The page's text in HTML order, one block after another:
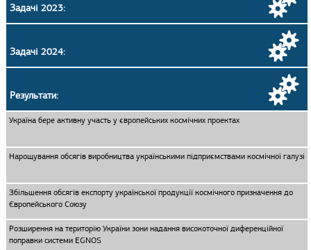
Задачі 2023:
Задачі 2024:
Результати:
Україна бере активну участь у європейських космічних проектах
Нарощування обсягів виробництва українськими підприємствами космічної галузі
Збільшення обсягів експорту української продукції космічного призначення до
Європейського Союзу
Розширення на територію України зони надання високоточної диференційної
поправки системи EGNOS